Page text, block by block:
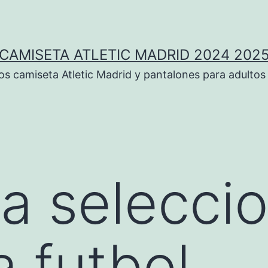
CAMISETA ATLETIC MADRID 2024
camiseta Atletic Madrid y pantalones para